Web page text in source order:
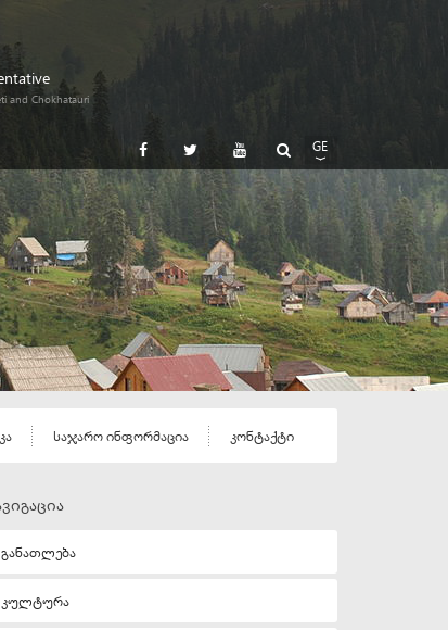
and Chokhatauri
GE
EN
RU
საჯარო ინფორმაცია კონტაქტი
განათლება
კულტურა